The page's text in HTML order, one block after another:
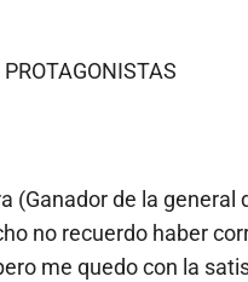
PROTAGONISTAS
(Ganador de la
no recuerdo haber
me quedo con la